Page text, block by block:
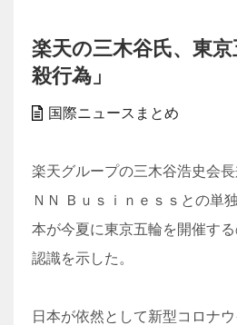
楽天の三木谷氏、東
殺行為」
国際ニュースまとめ
楽天グループの三木谷浩史会
ＮＮ Ｂｕｓｉｎｅｓｓとの単
本が今夏に東京五輪を開催す
認識を示した。
日本が依然として新型コロナ